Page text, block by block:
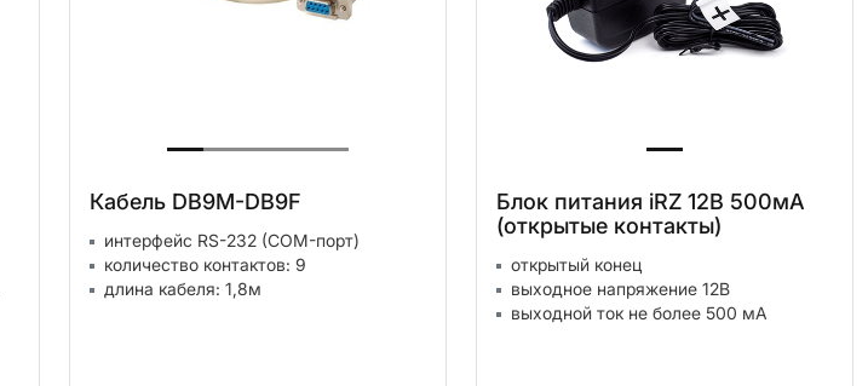
Кабель DB9M-DB9F
интерфейс RS-232 (COM-порт)
количество контактов: 9
длина кабеля: 1,8м
Блок питания iRZ 12В 500мА
(открытые контакты)
открытый конец
выходное напряжение 12В
выходной ток не более 500 мА